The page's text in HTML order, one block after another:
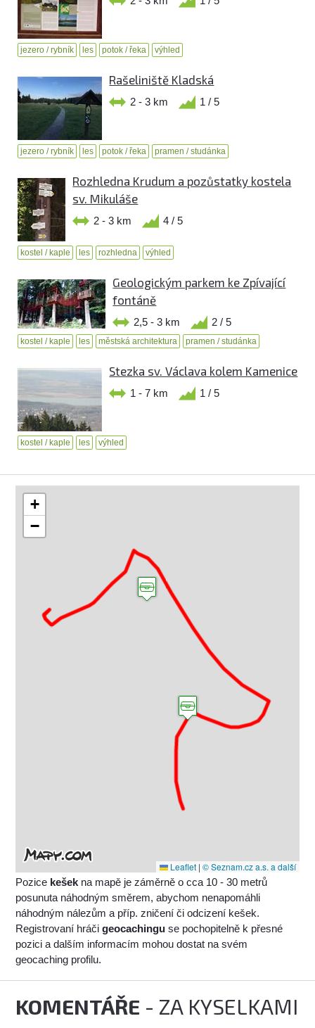
jezero / rybník les potok / řeka výhled
Rašeliniště Kladská
2 - 3 km 1 / 5
jezero / rybník les potok / řeka pramen / studánka
Rozhledna Krudum a pozůstatky kostela
sv. Mikuláše
2 - 3 km 4 / 5
kostel / kaple les rozhledna výhled
Geologickým parkem ke Zpívající
fontáně
2,5 - 3 km 2 / 5
kostel / kaple les městská architektura pramen / studánka
Stezka sv. Václava kolem Kamenice
1 - 7 km 1 / 5
kostel / kaple les výhled
+
−
Leaflet | © Seznam.cz a.s. a další
Pozice kešek na mapě je záměrně o cca 10 - 30 metrů
posunuta náhodným směrem, abychom nenapomáhli
náhodným nálezům a příp. zničení či odcizení kešek.
Registrovaní hráčigeocachingu se pochopitelně k přesné
pozici a dalším informacím mohou dostat na svém
geocaching profilu.
KOMENTÁŘE - ZA KYSELKAMI